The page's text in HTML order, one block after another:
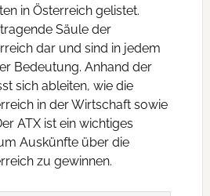
in Österreich gelistet.
Säule der
dar und sind in jedem
Bedeutung. Anhand der
sich ableiten, wie die
in der Wirtschaft sowie
ATX ist ein wichtiges
Auskünfte über die
zu gewinnen.